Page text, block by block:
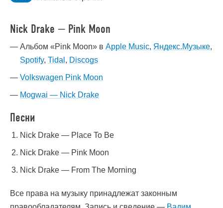
Nick Drake — Pink Moon
Альбом «Pink Moon» в Apple Music, Яндекс.Музыке,
Spotify, Tidal , Discogs
Volkswagen Pink Moon
Mogwai — Nick Drake
Песни
Nick Drake — Place To Be
Nick Drake — Pink Moon
Nick Drake — From The Morning
Все права на музыку принадлежат законным